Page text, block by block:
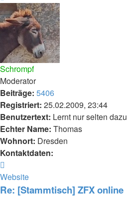
oben
Schrompf
Moderator
Beiträge: 5406
Registriert: 25.02.2009, 23:44
Benutzertext: Lernt nur selten dazu
Echter Name: Thomas
Wohnort: Dresden
Kontaktdaten:
von
Schrompf
Website
Re: [Stammtisch] ZFX online